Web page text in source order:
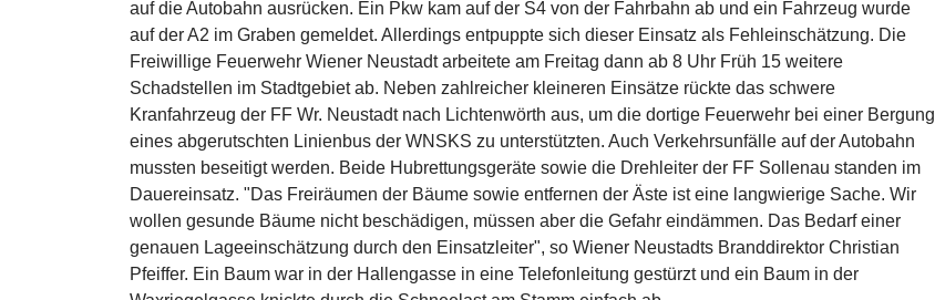
auf die Autobahn ausrücken. Ein Pkw kam auf der S4 von der Fahrbahn ab und ein Fahrzeug wurde
auf der A2 im Graben gemeldet. Allerdings entpuppte sich dieser Einsatz als Fehleinschätzung. Die
Freiwillige Feuerwehr Wiener Neustadt arbeitete am Freitag dann ab 8 Uhr Früh 15 weitere
Schadstellen im Stadtgebiet ab. Neben zahlreicher kleineren Einsätze rückte das schwere
Kranfahrzeug der FF Wr. Neustadt nach Lichtenwörth aus, um die dortige Feuerwehr bei einer Bergung
eines abgerutschten Linienbus der WNSKS zu unterstützten. Auch Verkehrsunfälle auf der Autobahn
mussten beseitigt werden. Beide Hubrettungsgeräte sowie die Drehleiter der FF Sollenau standen im
Dauereinsatz. "Das Freiräumen der Bäume sowie entfernen der Äste ist eine langwierige Sache. Wir
wollen gesunde Bäume nicht beschädigen, müssen aber die Gefahr eindämmen. Das Bedarf einer
genauen Lageeinschätzung durch den Einsatzleiter", so Wiener Neustadts Branddirektor Christian
Pfeiffer. Ein Baum war in der Hallengasse in eine Telefonleitung gestürzt und ein Baum in der